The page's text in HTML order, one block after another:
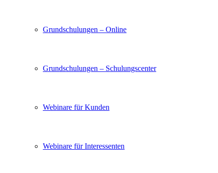
Grundschulungen – Online
Grundschulungen – Schulungscenter
Webinare für Kunden
Webinare für Interessenten